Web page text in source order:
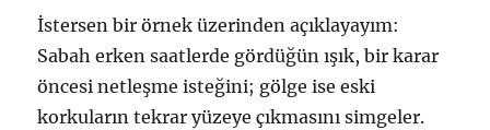
İstersen bir örnek üzerinden açıklayayım:
Sabah erken saatlerde gördüğün ışık, bir karar
öncesi netleşme isteğini; gölge ise eski
korkuların tekrar yüzeye çıkmasını simgeler.